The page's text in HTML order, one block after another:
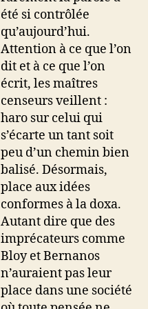
été si contrôlée
qu’aujourd’hui.
Attention à ce que l’on
dit et à ce que l’on
écrit, les maîtres
censeurs veillent :
haro sur celui qui
s’écarte un tant soit
peu d’un chemin bien
balisé. Désormais,
place aux idées
conformes à la doxa.
Autant dire que des
imprécateurs comme
Bloy et Bernanos
n’auraient pas leur
place dans une société